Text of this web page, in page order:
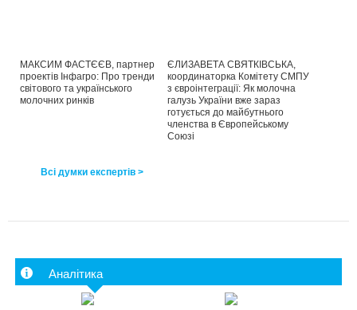
МАКСИМ ФАСТЄЄВ, партнер
проектів Інфагро: Про тренди
світового та українського
молочних ринків
ЄЛИЗАВЕТА СВЯТКІВСЬКА,
координаторка Комітету СМПУ
з євроінтеграції: Як молочна
галузь України вже зараз
готується до майбутнього
членства в Європейському
Союзі
Всі думки експертів >
Аналітика